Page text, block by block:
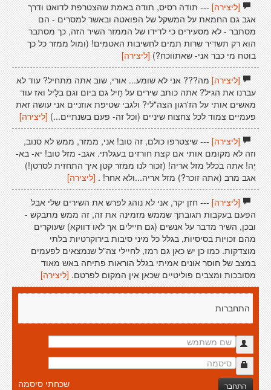
[ליצירה]--- תודה רסיס, תודה באמת שהצטרפת לדואט ודרך
אגב גם החמאת על המשקל של הפואטה ובאשר למסרים - הם
מסתבר - לא מסעירים כי לדידו של הממזר השיר הזה, כך מסתבר
הוא רק תשדיר שרות תמים לחשיבות האטמים! (ומול ממזר כל כך
בוטח מי כבר אני- שאתווכח?)[ליצירה]
[ליצירה]מה??? אני לא שומע... אורי, שוב אתה מתחיל? עוד לא
עברנו את הגיל? אתה כותב שירים על חָיִל גם ביום וגם בלָיִל ואז עוד
מאשים אותי על הז'רגון הצה"לי? ולגבי שטיפת אוזניים אני עושה זאת
פעמיים צמוד לכל צחצוח שיניים (וכל זה- פעם בשנתיים...)[ליצירה]
[ליצירה]--- שיצטרפו כולם, זה טוב! אני, ממזר, ממש לא סנוב,
וזה לא מקומם אותי אם קצת חורזים בעגלתי. אגב- מזל טוב! יא- בא-
יֶה! אתה בכלל מזל אריה! (זכוּר לנו ממזר קטן איך התחזית לסרטן!)
אגב מרב (אתה זוכר?) מזל אריה...ולא אחר! .[ליצירה]
[ליצירה]--- חזן יקר, אני לא נוהג לפרש את השירים שלי אבל
הפעם בעקבות תגובתך שממש מזמינה את זה, זה ממש מתבקש -
ובכן, השיר מדבר על אנשים (גם חיילים אך לאו דווקא) שעוקרים
מהם זכויות בסיסיות, בגלל כל מיני סיבות בירוקרטיות בלתי
מוצדקות. כמו כן יש כאן גם רמז, לחיילי צה"ל שנמצאים לפעמים
במצב של חוסר אונים אמיתי בגלל הוראות פתיחה באש מאוד
מסובכות ומצבים פוליטיים שכאן אין המקום לפרטם. [ליצירה]
התחברות
התחבר שכחתי סיסמה